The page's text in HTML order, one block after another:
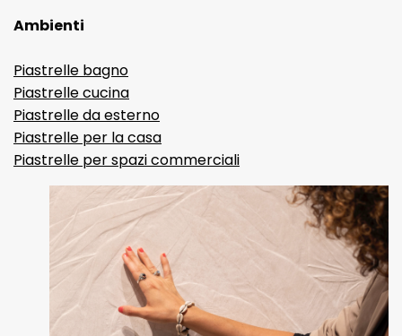
Ambienti
Piastrelle bagno
Piastrelle cucina
Piastrelle da esterno
Piastrelle per la casa
Piastrelle per spazi commerciali